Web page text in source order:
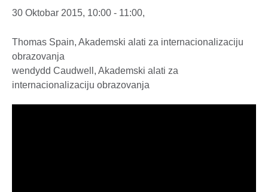
30 Oktobar 2015, 10:00 - 11:00,
Thomas Spain, Akademski alati za internacionalizaciju
obrazovanja
wendydd Caudwell, Akademski alati za
internacionalizaciju obrazovanja